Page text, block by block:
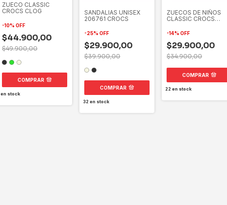
ZUECO CLASSIC
CROCS CLOG
-10% OFF
$44.900,00
$49.900,00
COMPRAR
en stock
SANDALIAS UNISEX
206761 CROCS
-25% OFF
$29.900,00
$39.900,00
COMPRAR
32 en stock
ZUECOS DE NIÑOS
CLASSIC CROCS
-14% OFF
$29.900,00
$34.900,00
COMPRAR
22 en stock